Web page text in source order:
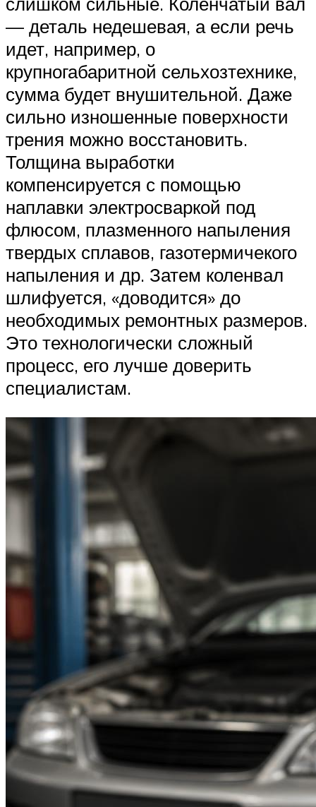
— деталь недешевая, а если речь
идет, например, о
крупногабаритной сельхозтехнике,
сумма будет внушительной. Даже
сильно изношенные поверхности
трения можно восстановить.
Толщина выработки
компенсируется с помощью
наплавки электросваркой под
флюсом, плазменного напыления
твердых сплавов, газотермичекого
напыления и др. Затем коленвал
шлифуется, «доводится» до
необходимых ремонтных размеров.
Это технологически сложный
процесс, его лучше доверить
специалистам.